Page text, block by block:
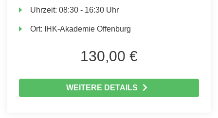
Uhrzeit:08:30 - 16:30 Uhr
Ort: IHK-Akademie Offenburg
130,00 €
WEITERE DETAILS